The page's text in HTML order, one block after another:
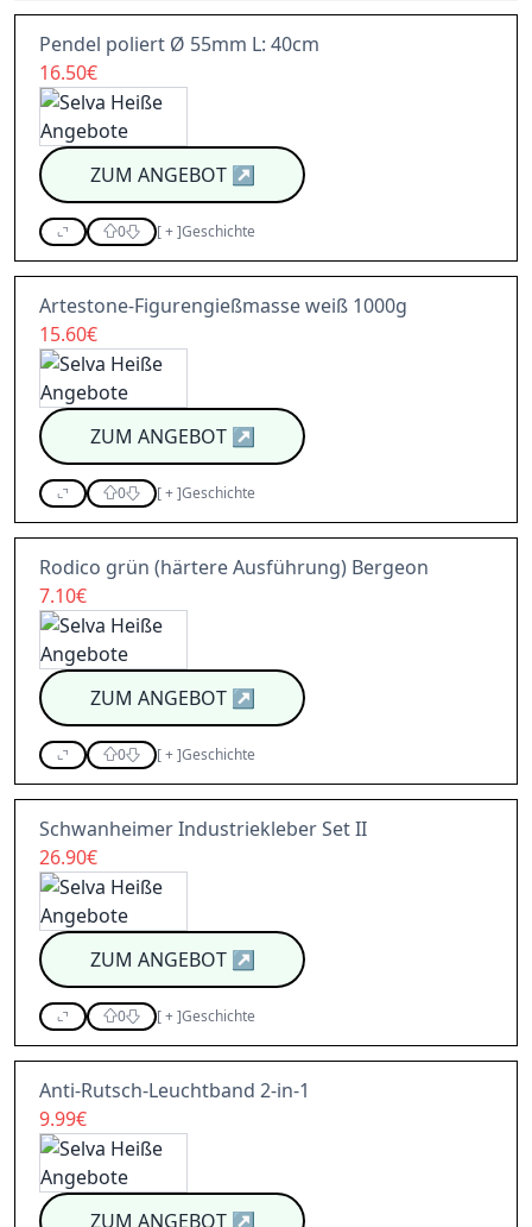
Pendel poliert Ø 55mm L: 40cm
16.50€
ZUM ANGEBOT↗
0 [+]Geschichte
Artestone-Figurengießmasse weiß 1000g
15.60€
ZUM ANGEBOT↗
0 [+]Geschichte
Rodico grün (härtere Ausführung) Bergeon
7.10€
ZUM ANGEBOT↗
0 [+]Geschichte
Schwanheimer Industriekleber Set II
26.90€
ZUM ANGEBOT↗
0 [+]Geschichte
Anti-Rutsch-Leuchtband 2-in-1
9.99€
ZUM ANGEBOT↗